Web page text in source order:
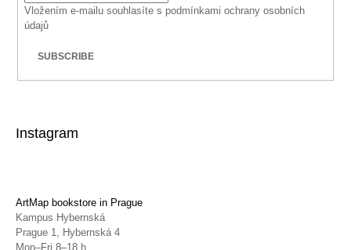
Vložením e-mailu souhlasíte s podmínkami ochrany osobních
údajů
SUBSCRIBE
Instagram
ArtMap bookstore in Prague
Kampus Hybernská
Prague 1, Hybernská 4
Mon–Fri 8–18 h